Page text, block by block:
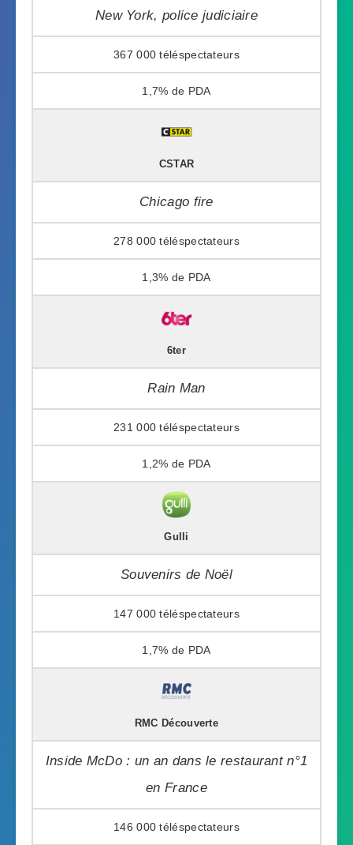
New York, police judiciaire
367 000
1,7%
CSTAR
Chicago fire
278 000
1,3%
6ter
Rain Man
231 000
1,2%
Gulli
Souvenirs de Noël
147 000
1,7%
RMC Découverte
Inside McDo : un an dans le restaurant n°1
en France
146 000